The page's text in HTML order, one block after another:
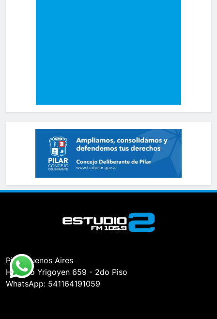
Pilar, Buenos Aires
Hipólito Yrigoyen 659 - 2do Piso
WhatsApp: 541164191059